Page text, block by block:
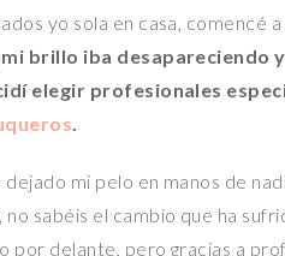
yo sola en casa, comencé
brillo iba desapareciendo
elegir profesionales
.
mi pelo en manos de
sabéis el cambio que ha
por delante, pero gracias a